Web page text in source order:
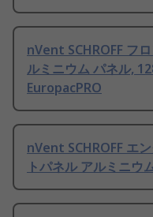
nVent SCHROFF フ
ルミニウム パネル,
EuropacPRO
nVent SCHROFF エ
トパネル アルミニウ